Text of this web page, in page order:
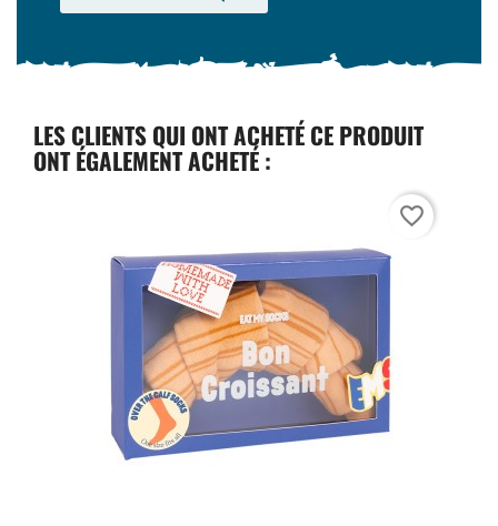
LES CLIENTS QUI ONT ACHETÉ CE PRODUIT
ONT ÉGALEMENT ACHETÉ :
favorite_border